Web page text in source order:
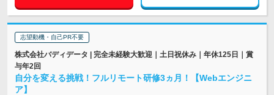
志望動機・自己PR不要
株式会社バディデータ | 完全未経験大歓迎｜土日祝休み｜年休125日｜賞
与年2回
自分を変える挑戦！フルリモート研修3ヵ月！【Webエンジニ
ア】